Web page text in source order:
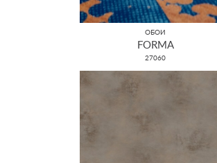
ОБОИ
FORMA
27060